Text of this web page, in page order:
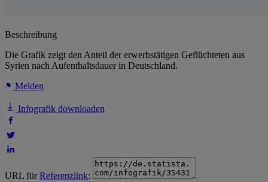
Beschreibung
Die Grafik zeigt den Anteil der erwerbstätigen Geflüchteten aus
Syrien nach Aufenthaltsdauer in Deutschland.
Melden
Infografik downloaden
URL fürReferenzlink: